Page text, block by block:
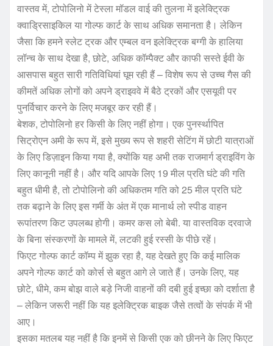
वास्तव में, टोपोलिनो में टेस्ला मॉडल वाई की तुलना में इलेक्ट्रिक
क्वाड्रिसाइकिल या गोल्फ कार्ट के साथ अधिक समानता है। लेकिन
जैसा कि हमने स्लेट ट्रक और एम्बल वन इलेक्ट्रिक बग्गी के हालिया
लॉन्च के साथ देखा है, छोटे, अधिक कॉम्पैक्ट और काफी सस्ते ईवी के
आसपास बहुत सारी गतिविधियां घूम रही हैं – विशेष रूप से उच्च गैस की
कीमतें अधिक लोगों को अपने ड्राइववे में बैठे ट्रकों और एसयूवी पर
पुनर्विचार करने के लिए मजबूर कर रही हैं।
बेशक, टोपोलिनो हर किसी के लिए नहीं होगा। एक पुनर्स्थापित
सिट्रोएन अमी के रूप में, इसे मुख्य रूप से शहरी सेटिंग में छोटी यात्राओं
के लिए डिज़ाइन किया गया है, क्योंकि यह अभी तक राजमार्ग ड्राइविंग के
लिए कानूनी नहीं है। और यदि आपके लिए 19 मील प्रति घंटे की गति
बहुत धीमी है, तो टोपोलिनो की अधिकतम गति को 25 मील प्रति घंटे
तक बढ़ाने के लिए इस गर्मी के अंत में एक मानार्थ लो स्पीड वाहन
रूपांतरण किट उपलब्ध होगी। कमर कस लो बेबी. या वास्तविक दरवाजे
के बिना संस्करणों के मामले में, लटकी हुई रस्सी के पीछे रहें।
फिएट गोल्फ कार्ट कॉम्प में झुक रहा है, यह देखते हुए कि कई मालिक
अपने गोल्फ कार्ट को कोर्स से बहुत आगे ले जाते हैं। उनके लिए, यह
छोटे, धीमे, कम बोझ वाले बड़े निजी वाहनों की दबी हुई इच्छा को दर्शाता है
– लेकिन जरूरी नहीं कि यह इलेक्ट्रिक बाइक जैसे तत्वों के संपर्क में भी
आए।
इसका मतलब यह नहीं है कि इनमें से किसी एक को छीनने के लिए फिएट